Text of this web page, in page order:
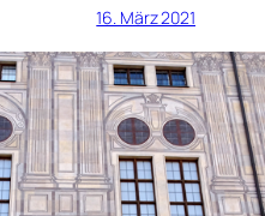
16. März 2021